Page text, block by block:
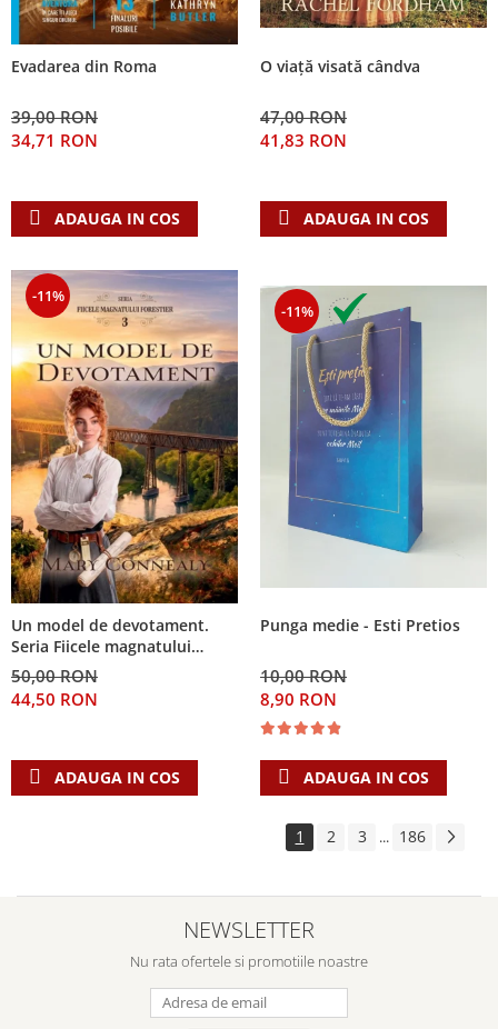
Evadarea din Roma
39,00 RON
34,71 RON
ADAUGA IN COS
O viață visată cândva
47,00 RON
41,83 RON
ADAUGA IN COS
-11%
Un model de devotament.
Seria Fiicele magnatului
forestier 3
50,00 RON
44,50 RON
ADAUGA IN COS
-11%
Punga medie - Esti Pretios
10,00 RON
8,90 RON
ADAUGA IN COS
1 2 3 ... 186
NEWSLETTER
Nu rata ofertele si promotiile noastre